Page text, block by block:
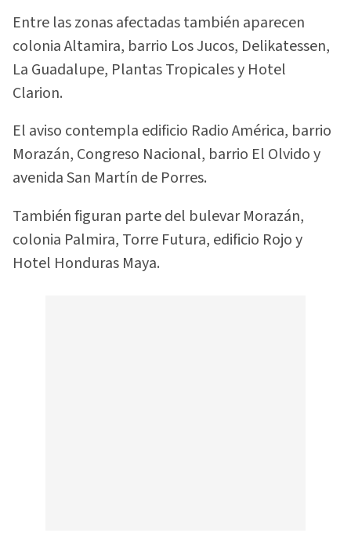
Entre las zonas afectadas también aparecen
colonia Altamira, barrio Los Jucos, Delikatessen,
La Guadalupe, Plantas Tropicales y Hotel
Clarion.
El aviso contempla edificio Radio América, barrio
Morazán, Congreso Nacional, barrio El Olvido y
avenida San Martín de Porres.
También figuran parte del bulevar Morazán,
colonia Palmira, Torre Futura, edificio Rojo y
Hotel Honduras Maya.